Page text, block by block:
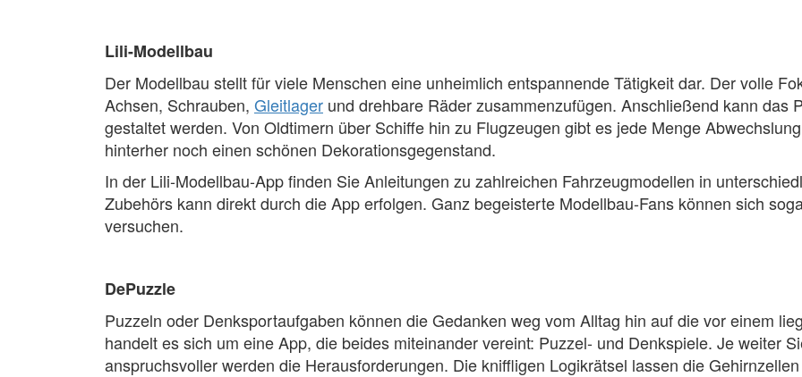
Lili-Modellbau
Der Modellbau stellt für viele Menschen eine unheimlich entspannende Tätigkeit dar. Der volle
Achsen, Schrauben, Gleitlager und drehbare Räder zusammenzufügen. Anschließend kann das
gestaltet werden. Von Oldtimern über Schiffe hin zu Flugzeugen gibt es jede Menge
hinterher noch einen schönen Dekorationsgegenstand.
In der Lili-Modellbau-App finden Sie Anleitungen zu zahlreichen Fahrzeugmodellen in
Zubehörs kann direkt durch die App erfolgen. Ganz begeisterte Modellbau-Fans können sich
versuchen.
DePuzzle
Puzzeln oder Denksportaufgaben können die Gedanken weg vom Alltag hin auf die vor einem
handelt es sich um eine App, die beides miteinander vereint: Puzzel- und Denkspiele. Je weiter
anspruchsvoller werden die Herausforderungen. Die kniffligen Logikrätsel lassen die